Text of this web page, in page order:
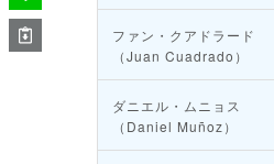
ファン・クアドラード
（Juan Cuadrado）
ダニエル・ムニョス
（Daniel Muñoz）